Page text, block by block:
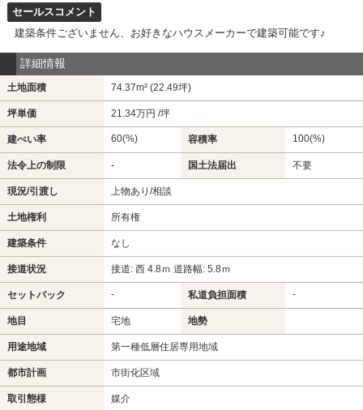
セールスコメント
建築条件ございません、お好きなハウスメーカーで建築可能です♪
詳細情報
土地面積 74.37m² (22.49坪)
坪単価 21.34万円 /坪
建ぺい率 60(%) 容積率 100(%)
法令上の制限 - 国土法届出 不要
現況/引渡し 上物あり/相談
土地権利 所有権
建築条件 なし
接道状況 接道: 西 4.8ｍ 道路幅: 5.8ｍ
セットバック - 私道負担面積 -
地目 宅地 地勢
用途地域 第一種低層住居専用地域
都市計画 市街化区域
取引態様 媒介